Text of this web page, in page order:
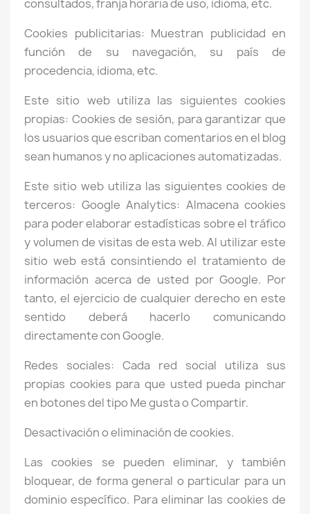
consultados, franja horaria de uso, idioma, etc.
Cookies publicitarias: Muestran publicidad en
función de su navegación, su país de
procedencia, idioma, etc.
Este sitio web utiliza las siguientes cookies
propias: Cookies de sesión, para garantizar que
los usuarios que escriban comentarios en el blog
sean humanos y no aplicaciones automatizadas.
Este sitio web utiliza las siguientes cookies de
terceros: Google Analytics: Almacena cookies
para poder elaborar estadísticas sobre el tráfico
y volumen de visitas de esta web. Al utilizar este
sitio web está consintiendo el tratamiento de
información acerca de usted por Google. Por
tanto, el ejercicio de cualquier derecho en este
sentido deberá hacerlo comunicando
directamente con Google.
Redes sociales: Cada red social utiliza sus
propias cookies para que usted pueda pinchar
en botones del tipo Me gusta o Compartir.
Desactivación o eliminación de cookies.
Las cookies se pueden eliminar, y también
bloquear, de forma general o particular para un
dominio específico. Para eliminar las cookies de